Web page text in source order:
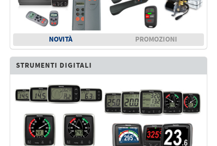
NOVITÀ PROMOZIONI
STRUMENTI DIGITALI